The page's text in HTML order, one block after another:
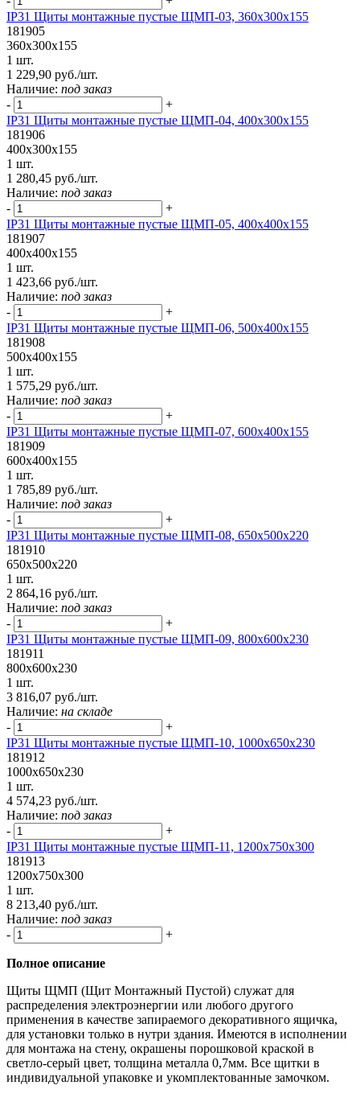
IP31 Щиты монтажные пустые ЩМП-03, 360х300х155
181905
360х300х155
1 шт.
1 229,90 руб./шт.
Наличие: под заказ
-
+
IP31 Щиты монтажные пустые ЩМП-04, 400х300х155
181906
400х300х155
1 шт.
1 280,45 руб./шт.
Наличие: под заказ
-
+
IP31 Щиты монтажные пустые ЩМП-05, 400х400х155
181907
400х400х155
1 шт.
1 423,66 руб./шт.
Наличие: под заказ
-
+
IP31 Щиты монтажные пустые ЩМП-06, 500х400х155
181908
500х400х155
1 шт.
1 575,29 руб./шт.
Наличие: под заказ
-
+
IP31 Щиты монтажные пустые ЩМП-07, 600х400х155
181909
600х400х155
1 шт.
1 785,89 руб./шт.
Наличие: под заказ
-
+
IP31 Щиты монтажные пустые ЩМП-08, 650х500х220
181910
650х500х220
1 шт.
2 864,16 руб./шт.
Наличие: под заказ
-
+
IP31 Щиты монтажные пустые ЩMП-09, 800х600х230
181911
800х600х230
1 шт.
3 816,07 руб./шт.
Наличие: на складе
-
+
IP31 Щиты монтажные пустые ЩМП-10, 1000х650х230
181912
1000х650х230
1 шт.
4 574,23 руб./шт.
Наличие: под заказ
-
+
IP31 Щиты монтажные пустые ЩМП-11, 1200х750х300
181913
1200х750х300
1 шт.
8 213,40 руб./шт.
Наличие: под заказ
-
+
Полное описание
Щиты ЩМП (Щит Монтажный Пустой) служат для
распределения электроэнергии или любого другого
применения в качестве запираемого декоративного ящичка,
для установки только в нутри здания. Имеются в исполнении
для монтажа на стену, окрашены порошковой краской в
светло-серый цвет, толщина металла 0,7мм. Все щитки в
индивидуальной упаковке и укомплектованные замочком.